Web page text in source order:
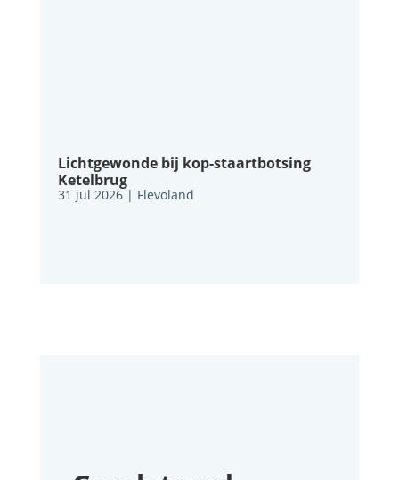
Lichtgewonde bij kop-staartbotsing
Ketelbrug
31 jul 2026| Flevoland